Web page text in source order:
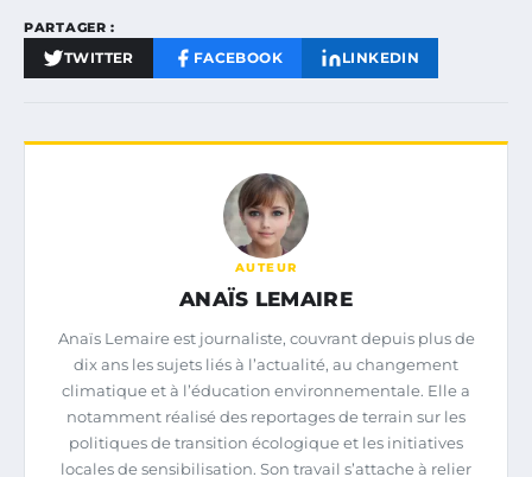
PARTAGER :
TWITTER FACEBOOK LINKEDIN
AUTEUR
ANAÏS LEMAIRE
Anaïs Lemaire est journaliste, couvrant depuis plus de
dix ans les sujets liés à l’actualité, au changement
climatique et à l’éducation environnementale. Elle a
notamment réalisé des reportages de terrain sur les
politiques de transition écologique et les initiatives
locales de sensibilisation. Son travail s’attache à relier